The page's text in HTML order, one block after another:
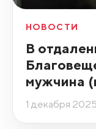
НОВОСТИ
В
мужчина
1 декабря